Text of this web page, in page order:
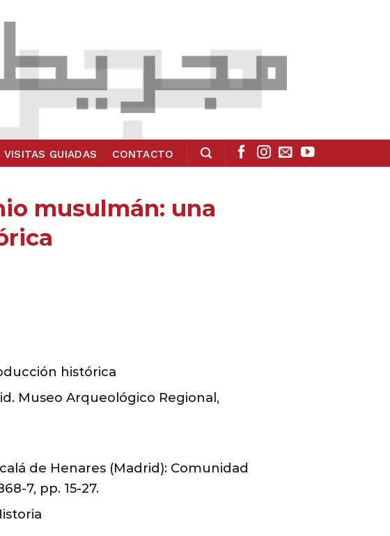
VISITAS GUIADAS CONTACTO
musulmán: una
histórica
Museo Arqueológico Regional,
de Henares (Madrid): Comunidad
7, pp. 15-27.